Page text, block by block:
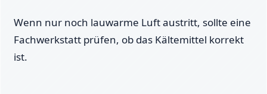
Wenn nur noch lauwarme Luft austritt, sollte eine
Fachwerkstatt prüfen, ob das Kältemittel korrekt
ist.